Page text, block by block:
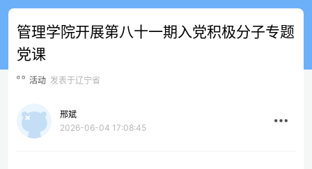
管理学院开展第八十一期入党积极分子专题
党课
活动 发表于辽宁省
邢斌
2026-06-04 17:08:45